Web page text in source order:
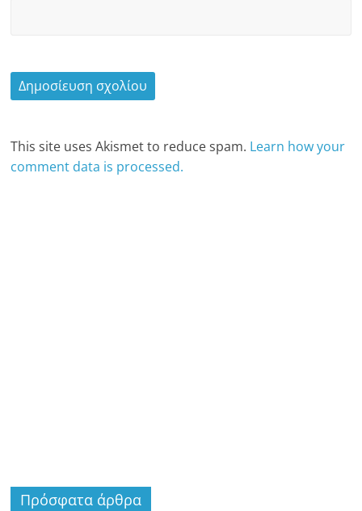
This site uses Akismet to reduce spam. Learn how your
comment data is processed.
Πρόσφατα άρθρα